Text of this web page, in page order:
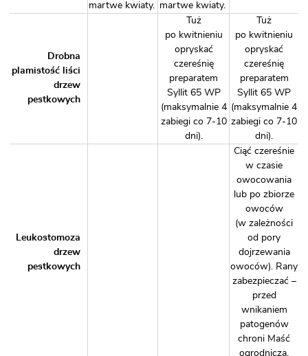
martwe kwiaty. martwe kwiaty.
Drobna
plamistość liści
drzew
pestkowych
Tuż
po kwitnieniu
opryskać
czereśnię
preparatem
Syllit 65 WP
(maksymalnie 4
zabiegi co 7-10
dni).
Tuż
po kwitnieniu
opryskać
czereśnię
preparatem
Syllit 65 WP
(maksymalnie 4
zabiegi co 7-10
dni).
Leukostomoza
drzew
pestkowych
Ciąć czereśnie
w czasie
owocowania
lub po zbiorze
owoców
(w zależności
od pory
dojrzewania
owoców). Rany
zabezpieczać –
przed
wnikaniem
patogenów
chroni Maść
ogrodnicza.